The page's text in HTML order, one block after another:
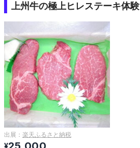
上州牛の極上ヒレステーキ体験
出展： 楽天ふるさと納税
¥